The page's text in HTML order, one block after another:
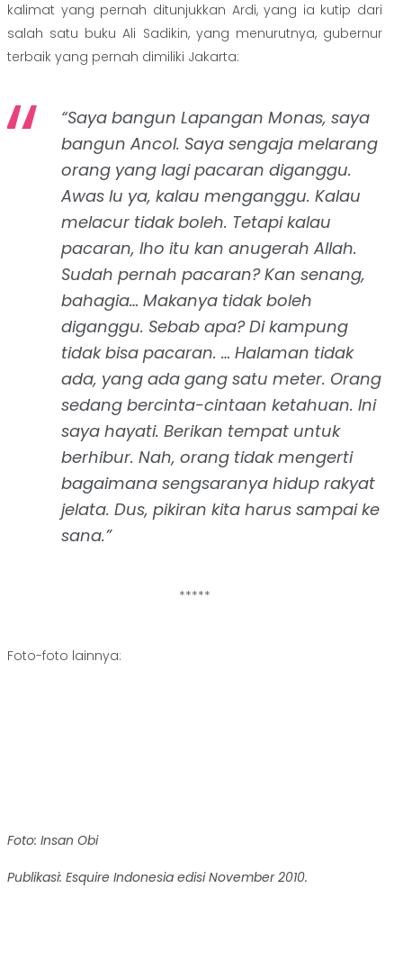
kalimat yang pernah ditunjukkan Ardi, yang ia kutip dari
salah satu buku Ali Sadikin, yang menurutnya, gubernur
terbaik yang pernah dimiliki Jakarta:
“Saya bangun Lapangan Monas, saya
bangun Ancol. Saya sengaja melarang
orang yang lagi pacaran diganggu.
Awas lu ya, kalau menganggu. Kalau
melacur tidak boleh. Tetapi kalau
pacaran, lho itu kan anugerah Allah.
Sudah pernah pacaran? Kan senang,
bahagia… Makanya tidak boleh
diganggu. Sebab apa? Di kampung
tidak bisa pacaran. … Halaman tidak
ada, yang ada gang satu meter. Orang
sedang bercinta-cintaan ketahuan. Ini
saya hayati. Berikan tempat untuk
berhibur. Nah, orang tidak mengerti
bagaimana sengsaranya hidup rakyat
jelata. Dus, pikiran kita harus sampai ke
sana.”
*****
Foto-foto lainnya:
Foto: Insan Obi
Publikasi: Esquire Indonesia edisi November 2010.